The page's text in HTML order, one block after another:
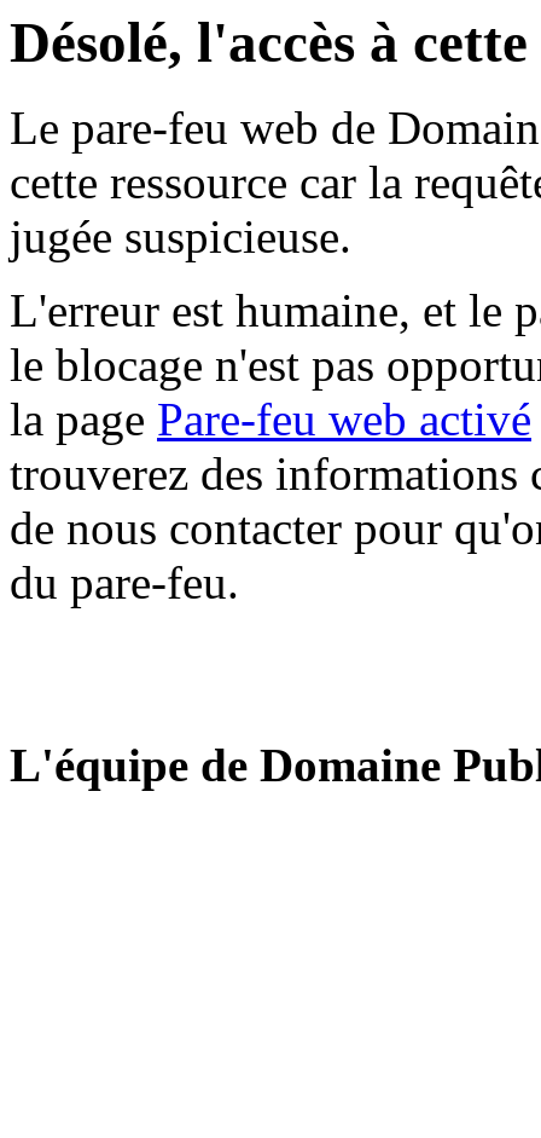
Désolé, l'accès à
Le pare-feu web de
cette ressource car la
jugée suspicieuse.
L'erreur est humaine, et le
le blocage n'est pas
la page Pare-feu web activé
trouverez des informations
de nous contacter pour
du pare-feu.
L'équipe de Domaine